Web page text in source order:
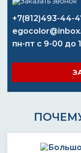
+7(812)493-44-
пн-пт с 9-00 до